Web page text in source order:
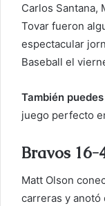
Carlos Santana,
Tovar fueron
espectacular
Baseball el
También
juego perfecto
Bravos
Matt Olson
carreras y anotó